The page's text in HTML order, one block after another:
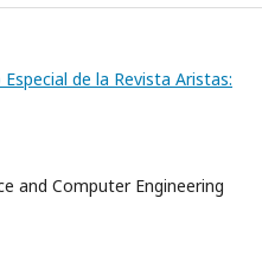
de la Revista Aristas:
and Computer Engineering